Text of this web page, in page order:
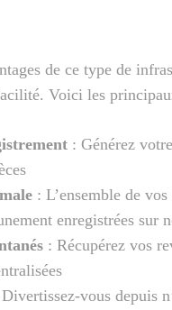
de ce type de
Voici les
: Générez
: L’ensemble de
enregistrées sur
: Récupérez vos
vous depuis